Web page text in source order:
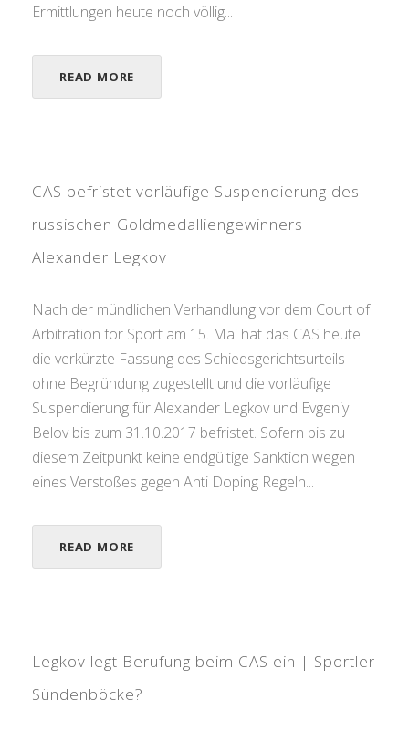
Ermittlungen heute noch völlig...
READ MORE
CAS befristet vorläufige Suspendierung des
russischen Goldmedalliengewinners
Alexander Legkov
Nach der mündlichen Verhandlung vor dem Court of
Arbitration for Sport am 15. Mai hat das CAS heute
die verkürzte Fassung des Schiedsgerichtsurteils
ohne Begründung zugestellt und die vorläufige
Suspendierung für Alexander Legkov und Evgeniy
Belov bis zum 31.10.2017 befristet. Sofern bis zu
diesem Zeitpunkt keine endgültige Sanktion wegen
eines Verstoßes gegen Anti Doping Regeln...
READ MORE
Legkov legt Berufung beim CAS ein | Sportler
Sündenböcke?